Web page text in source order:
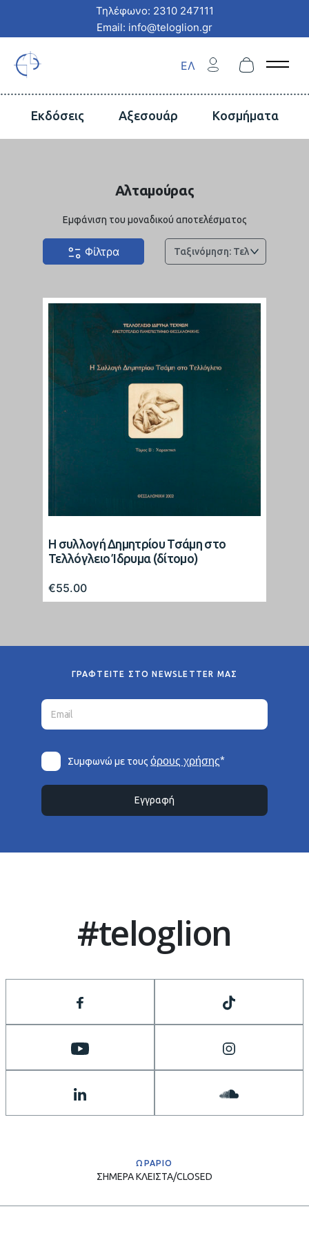
Τηλέφωνο: 2310 247111
Email: info@teloglion.gr
ΕΛ Open
Εκδόσεις Αξεσουάρ Κοσμήματα
Αλταμούρας
Φίλτρα
Εμφάνιση του μοναδικού αποτελέσματος
Η συλλογή Δημητρίου Τσάμη στο
Τελλόγλειο Ίδρυμα (δίτομο)
€55.00
ΓΡΑΦΤΕΙΤΕ ΣΤΟ NEWSLETTER ΜΑΣ
Συμφωνώ με τουςόρους χρήσης*
Εγγραφή
#teloglion
ΩΡΑΡΙΟ
ΣΗΜΕΡΑΚΛΕΙΣΤΑ/CLOSED